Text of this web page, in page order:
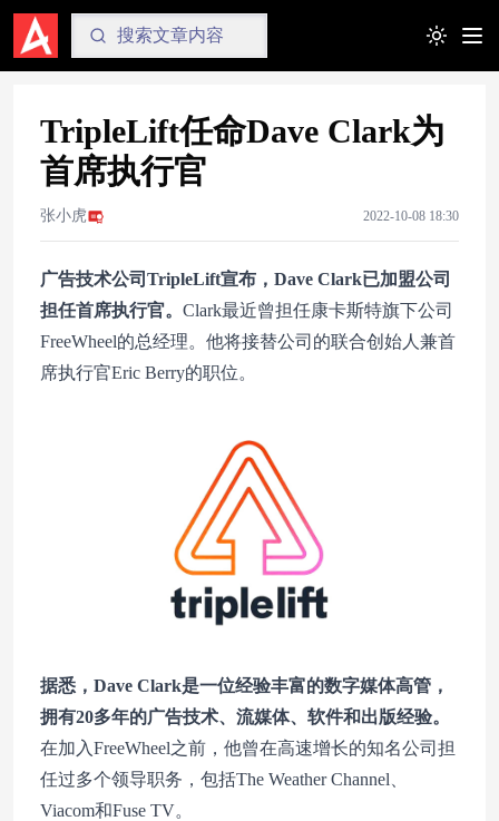
Toggle
TripleLift任命Dave Clark为
首席执行官
张小虎 2022-10-08 18:30
广告技术公司TripleLift宣布， Dave Clark已加盟公司
担任首席执行官。 Clark最近曾担任康卡斯特旗下公司
FreeWheel的总经理。他将接替公司的联合创始人兼首
席执行官Eric Berry的职位。
据悉，Dave Clark是一位经验丰富的数字媒体高管，
拥有20多年的广告技术、流媒体、软件和出版经验。
在加入FreeWheel之前，他曾在高速增长的知名公司担
任过多个领导职务，包括The Weather Channel、
Viacom和Fuse TV。